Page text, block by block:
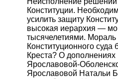
Конституции.
усилить защиту
высокая иерархия —
тысячелетиями. Мораль
Конституционного суда
Креста? О
Ярославовой-
Ярославовой Натальи